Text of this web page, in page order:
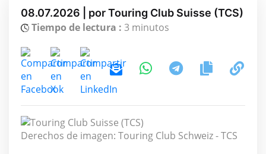
08.07.2026 | por Touring Club Suisse (TCS)
Tiempo de lectura : 3 minutos
Derechos de imagen: Touring Club Schweiz - TCS